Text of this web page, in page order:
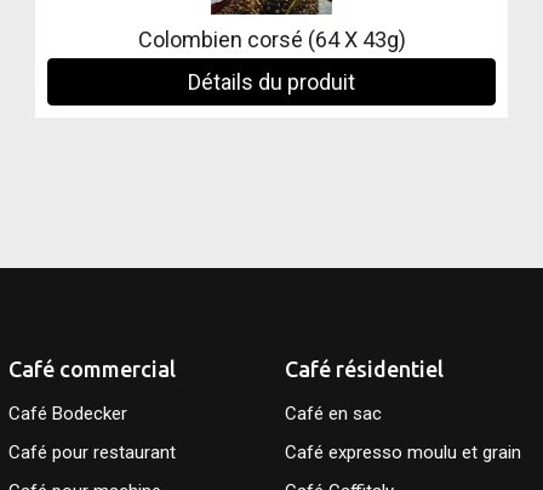
Colombien corsé (64 X 43g)
Détails du produit
Café commercial
Café Bodecker
Café pour restaurant
Café résidentiel
Café en sac
Café expresso moulu et grain